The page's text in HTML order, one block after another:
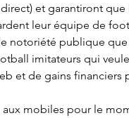
et garantiront que
leur équipe de
notoriété publique
imitateurs qui
et de gains financiers
mobiles pour le